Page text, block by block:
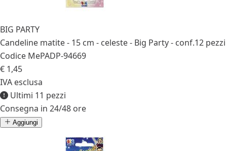
BIG PARTY
Candeline matite - 15 cm - celeste - Big Party - conf.12 pezzi
Codice MePADP-94669
€ 1,45
IVA esclusa
Ultimi 11 pezzi
Consegna in 24/48 ore
Aggiungi